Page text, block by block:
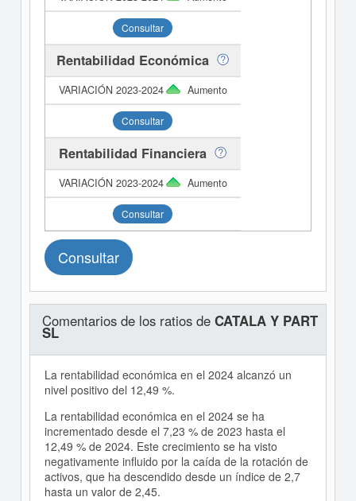
Consultar
Rentabilidad Económica
Aumento
Consultar
Rentabilidad Financiera
Aumento
Consultar
Consultar
Comentarios de los ratios de CATALA Y PART
SL
La rentabilidad económica en el 2024 alcanzó un
nivel positivo del 12,49 %.
La rentabilidad económica en el 2024 se ha
incrementado desde el 7,23 % de 2023 hasta el
12,49 % de 2024. Este crecimiento se ha visto
negativamente influido por la caída de la rotación de
activos, que ha descendido desde un índice de 2,7
hasta un valor de 2,45.